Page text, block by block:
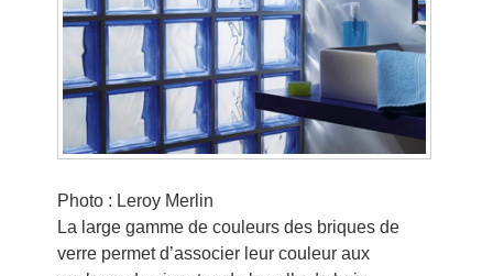
Photo : Leroy Merlin
La large gamme de couleurs des briques de
verre permet d’associer leur couleur aux